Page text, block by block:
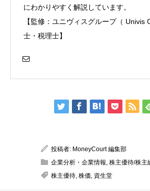
にわかりやすく解説しています。
【監修：ユニヴィスグループ（ Univis
士・税理士】
投稿者: MoneyCourt 編集部
企業分析・企業情報, 株主優待/株主
株主優待, 株価, 資生堂